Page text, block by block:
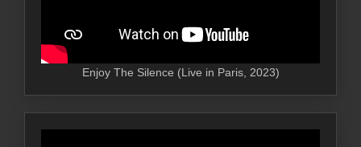
Enjoy The Silence (Live in Paris, 2023)